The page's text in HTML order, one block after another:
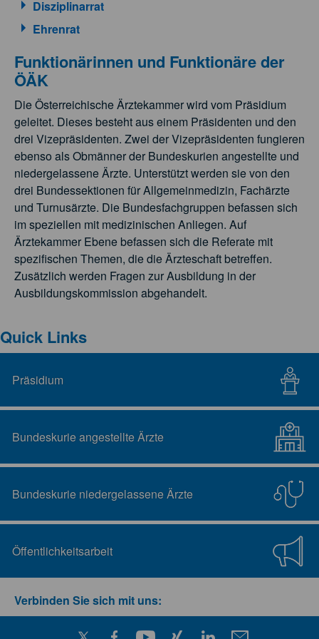
Disziplinarrat
Ehrenrat
Funktionärinnen und Funktionäre der
ÖÄK
Die Österreichische Ärztekammer wird vom Präsidium
geleitet. Dieses besteht aus einem Präsidenten und den
drei Vizepräsidenten. Zwei der Vizepräsidenten fungieren
ebenso als Obmänner der Bundeskurien angestellte und
niedergelassene Ärzte. Unterstützt werden sie von den
drei Bundessektionen für Allgemeinmedizin, Fachärzte
und Turnusärzte. Die Bundesfachgruppen befassen sich
im speziellen mit medizinischen Anliegen. Auf
Ärztekammer Ebene befassen sich die Referate mit
spezifischen Themen, die die Ärzteschaft betreffen.
Zusätzlich werden Fragen zur Ausbildung in der
Ausbildungskommission abgehandelt.
Quick Links
Präsidium
Bundeskurie angestellte Ärzte
Bundeskurie niedergelassene Ärzte
Öffentlichkeitsarbeit
Verbinden Sie sich mit uns: